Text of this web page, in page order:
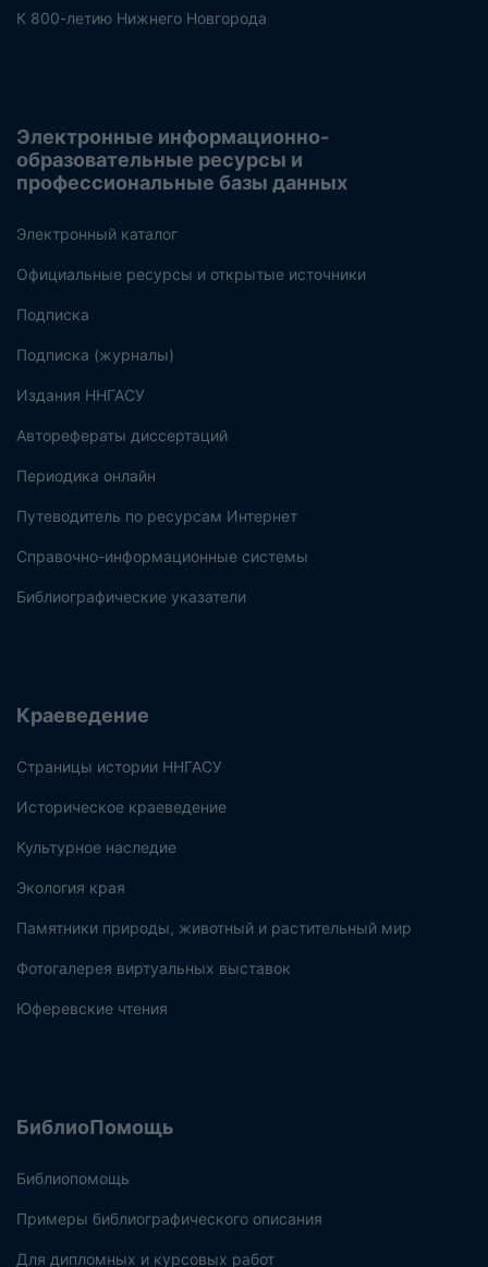
К 800-летию Нижнего Новгорода
Электронные информационно-
образовательные ресурсы и
профессиональные базы данных
Электронный каталог
Официальные ресурсы и открытые источники
Подписка
Подписка (журналы)
Издания ННГАСУ
Авторефераты диссертаций
Периодика онлайн
Путеводитель по ресурсам Интернет
Справочно-информационные системы
Библиографические указатели
Краеведение
Страницы истории ННГАСУ
Историческое краеведение
Культурное наследие
Экология края
Памятники природы, животный и растительный мир
Фотогалерея виртуальных выставок
Юферевские чтения
БиблиоПомощь
Библиопомощь
Примеры библиографического описания
Для дипломных и курсовых работ